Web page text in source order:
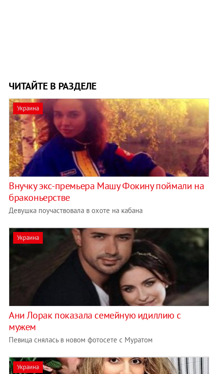
ЧИТАЙТЕ В РАЗДЕЛЕ
Украина
Внучку экс-премьера Машу Фокину поймали на
браконьерстве
Девушка поучаствовала в охоте на кабана
Украина
Ани Лорак показала семейную идиллию с
мужем
Певица снялась в новом фотосете с Муратом
Украина